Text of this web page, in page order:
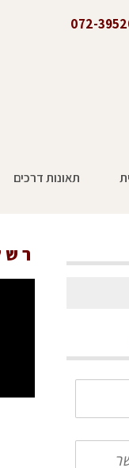
072-
תאונות דרכים